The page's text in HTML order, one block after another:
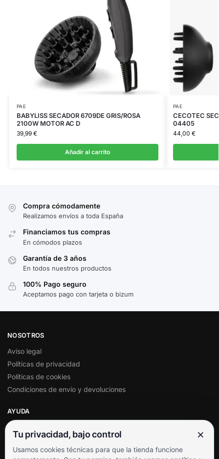
PAE
BABYLISS SECADOR 6709DE GRIS/ROSA
2100W MOTOR AC D
39,99 €
Añadir al carrito
PAE
CECOTEC
04405
44,00 €
Compra cómodamente
Realizamos envíos a toda España
Financiamos tus compras
En cómodos plazos
Garantía de 3 años
En todos nuestros productos
100% Pago seguro
Aceptamos pago con tarjeta o bizum
NOSOTROS
Aviso legal
Políticas de privacidad
Políticas de cookies
Condiciones de envío y devoluciones
AYUDA
Soporte al cliente
Contacto
Tu privacidad, bajo control ×
Usamos cookies técnicas para que la tienda funcione